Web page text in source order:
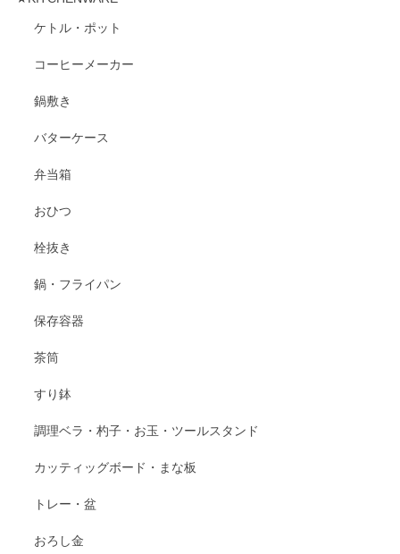
ケトル・ポット
コーヒーメーカー
鍋敷き
バターケース
弁当箱
おひつ
栓抜き
鍋・フライパン
保存容器
茶筒
すり鉢
調理ベラ・杓子・お玉・ツールスタンド
カッティッグボード・まな板
トレー・盆
おろし金